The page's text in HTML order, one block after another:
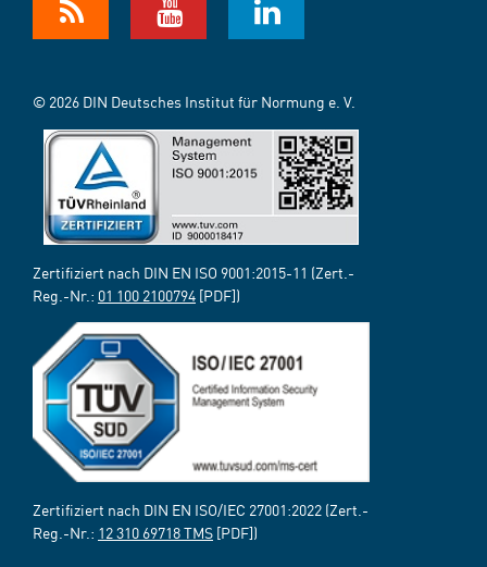
© 2026 DIN Deutsches Institut für Normung e. V.
Zertifiziert nach DIN EN ISO 9001:2015-11 (Zert.-
Reg.-Nr.: 01 100 2100794 [PDF])
Zertifiziert nach DIN EN ISO/IEC 27001:2022 (Zert.-
Reg.-Nr.: 12 310 69718 TMS [PDF])